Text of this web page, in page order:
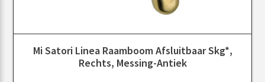
Mi Satori Linea Raamboom Afsluitbaar Skg*,
Rechts, Messing-Antiek